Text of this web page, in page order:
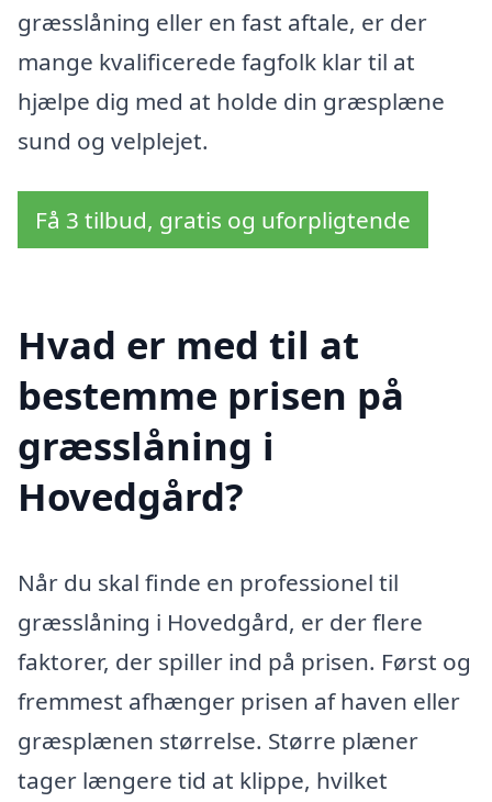
græsslåning eller en fast aftale, er der
mange kvalificerede fagfolk klar til at
hjælpe dig med at holde din græsplæne
sund og velplejet.
Få 3 tilbud, gratis og uforpligtende
Hvad er med til at
bestemme prisen på
græsslåning i
Hovedgård?
Når du skal finde en professionel til
græsslåning i Hovedgård, er der flere
faktorer, der spiller ind på prisen. Først og
fremmest afhænger prisen af haven eller
græsplænen størrelse. Større plæner
tager længere tid at klippe, hvilket